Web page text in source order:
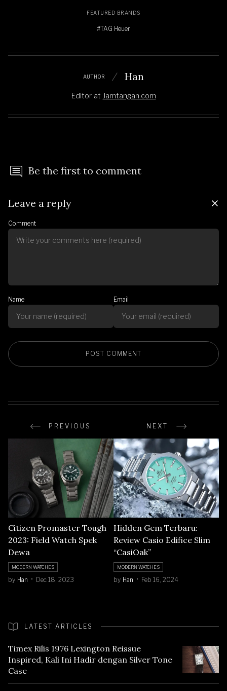
FEATURED BRANDS
#TAG Heuer
AUTHOR Han
Editor at Jamtangan.com
Be the first to comment
Leave a reply
Comment
Name Email
PREVIOUS NEXT
Citizen Promaster Tough
2023: Field Watch Spek
Dewa
MODERN WATCHES
by Han Dec 18, 2023
Hidden Gem Terbaru:
Review Casio Edifice Slim
“CasiOak”
MODERN WATCHES
by Han Feb 16, 2024
LATEST ARTICLES
Timex Rilis 1976 Lexington Reissue
Inspired, Kali Ini Hadir dengan Silver Tone
Case